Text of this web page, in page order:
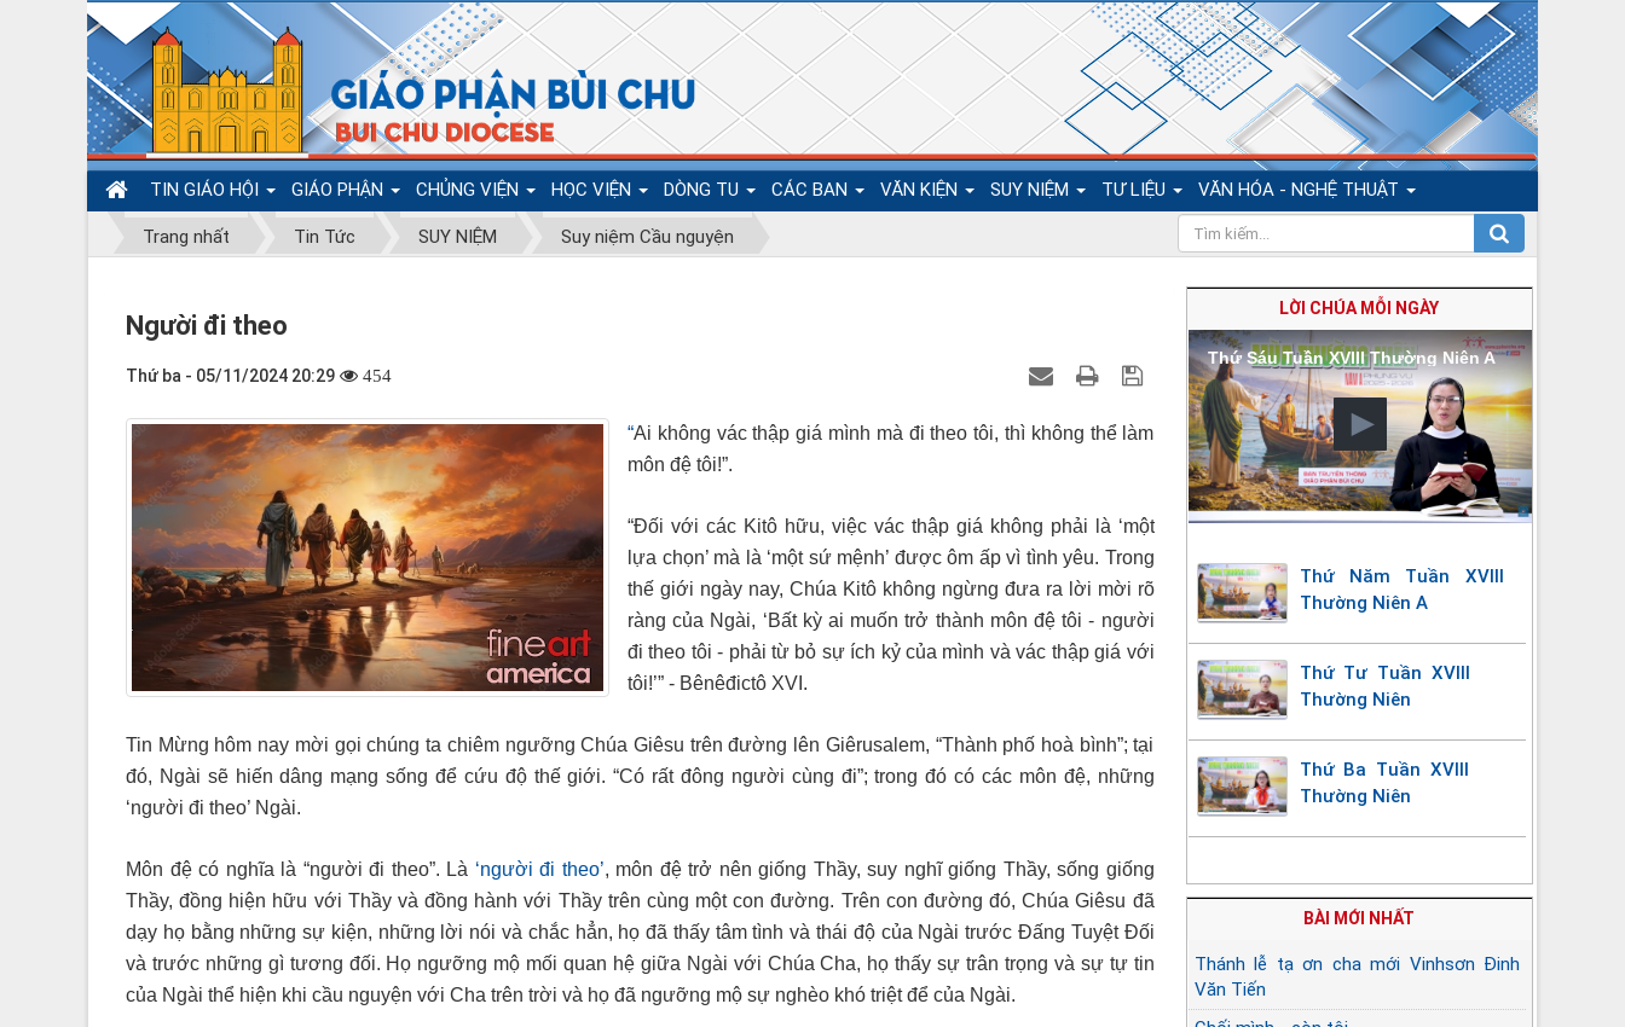
TIN GIÁO HỘI GIÁO PHẬN CHỦNG VIỆN HỌC VIỆN DÒNG TU CÁC BAN VĂN KIỆN SUY NIỆM TƯ LIỆU VĂN HÓA - NGHỆ THUẬT
Trang nhất Tin Tức SUY NIỆM Suy niệm Cầu nguyện
Người đi theo
Thứ ba - 05/11/2024 20:29 454
“Ai không vác thập giá mình mà đi theo tôi, thì không thể làm
môn đệ tôi!”.
“Đối với các Kitô hữu, việc vác thập giá không phải là ‘một
lựa chọn’ mà là ‘một sứ mệnh’ được ôm ấp vì tình yêu. Trong
thế giới ngày nay, Chúa Kitô không ngừng đưa ra lời mời rõ
ràng của Ngài, ‘Bất kỳ ai muốn trở thành môn đệ tôi - người
đi theo tôi - phải từ bỏ sự ích kỷ của mình và vác thập giá với
tôi!’” - Bênêđictô XVI.
Tin Mừng hôm nay mời gọi chúng ta chiêm ngưỡng Chúa Giêsu trên đường lên Giêrusalem, “Thành phố hoà bình”; tại
đó, Ngài sẽ hiến dâng mạng sống để cứu độ thế giới. “Có rất đông người cùng đi”; trong đó có các môn đệ, những
‘người đi theo’ Ngài.
Môn đệ có nghĩa là “người đi theo”. Là ‘người đi theo’, môn đệ trở nên giống Thầy, suy nghĩ giống Thầy, sống giống
Thầy, đồng hiện hữu với Thầy và đồng hành với Thầy trên cùng một con đường. Trên con đường đó, Chúa Giêsu đã
dạy họ bằng những sự kiện, những lời nói và chắc hẳn, họ đã thấy tâm tình và thái độ của Ngài trước Đấng Tuyệt Đối
và trước những gì tương đối. Họ ngưỡng mộ mối quan hệ giữa Ngài với Chúa Cha, họ thấy sự trân trọng và sự tự tin
của Ngài thể hiện khi cầu nguyện với Cha trên trời và họ đã ngưỡng mộ sự nghèo khó triệt để của Ngài.
LỜI CHÚA MỖI NGÀY
Thứ Sáu Tuần XVIII Thường Niên A
Thứ Năm Tuần XVIII
Thường Niên A
Thứ Tư Tuần XVIII
Thường Niên
Thứ Ba Tuần XVIII
Thường Niên
BÀI MỚI NHẤT
Thánh lễ tạ ơn cha mới Vinhsơn Đinh
Văn Tiến